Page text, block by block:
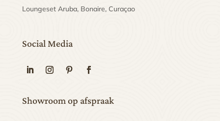
Loungeset Aruba, Bonaire, Curaçao
Social Media
Showroom op afspraak